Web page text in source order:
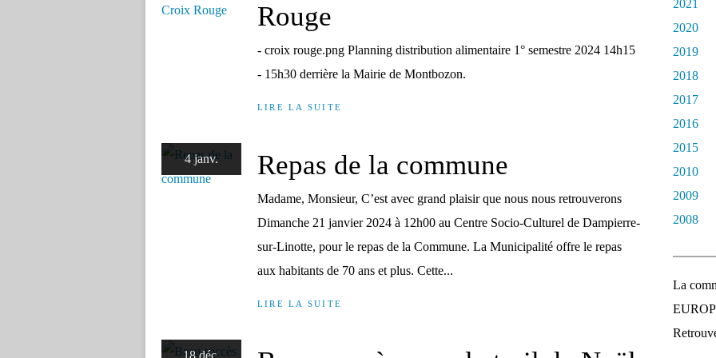
Rouge
- croix rouge.png Planning distribution alimentaire 1° semestre 2024 14h15
- 15h30 derrière la Mairie de Montbozon.
LIRE LA SUITE
4 janv. Repas de la commune
Madame, Monsieur, C’est avec grand plaisir que nous nous retrouverons
Dimanche 21 janvier 2024 à 12h00 au Centre Socio-Culturel de Dampierre-
sur-Linotte, pour le repas de la Commune. La Municipalité offre le repas
aux habitants de 70 ans et plus. Cette...
LIRE LA SUITE
18 déc.
2021
2020
2019
2018
2017
2016
2015
2010
2009
2008
La